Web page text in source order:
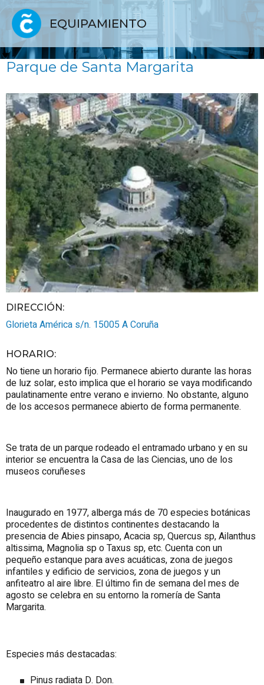
EQUIPAMIENTO
Parque de Santa Margarita
DIRECCIÓN:
Glorieta América s/n. 15005 A Coruña
HORARIO:
No tiene un horario fijo. Permanece abierto durante las horas
de luz solar, esto implica que el horario se vaya modificando
paulatinamente entre verano e invierno. No obstante, alguno
de los accesos permanece abierto de forma permanente.
Se trata de un parque rodeado el entramado urbano y en su
interior se encuentra la Casa de las Ciencias, uno de los
museos coruñeses
Inaugurado en 1977, alberga más de 70 especies botánicas
procedentes de distintos continentes destacando la
presencia de Abies pinsapo, Acacia sp, Quercus sp, Ailanthus
altissima, Magnolia sp o Taxus sp, etc. Cuenta con un
pequeño estanque para aves acuáticas, zona de juegos
infantiles y edificio de servicios, zona de juegos y un
anfiteatro al aire libre. El último fin de semana del mes de
agosto se celebra en su entorno la romería de Santa
Margarita.
Especies más destacadas:
Pinus radiata D. Don.